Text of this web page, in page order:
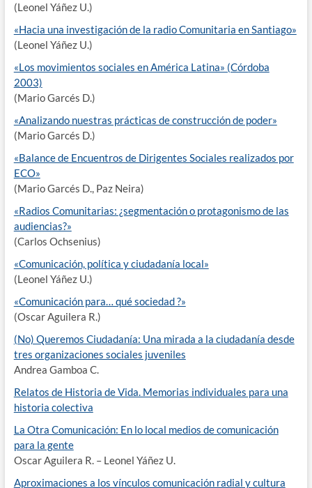
(Leonel Yáñez U.)
«Hacia una investigación de la radio Comunitaria en Santiago»
(Leonel Yáñez U.)
«Los movimientos sociales en América Latina» (Córdoba
2003)
(Mario Garcés D.)
«Analizando nuestras prácticas de construcción de poder»
(Mario Garcés D.)
«Balance de Encuentros de Dirigentes Sociales realizados por
ECO»
(Mario Garcés D., Paz Neira)
«Radios Comunitarias: ¿segmentación o protagonismo de las
audiencias?»
(Carlos Ochsenius)
«Comunicación, política y ciudadanía local»
(Leonel Yáñez U.)
«Comunicación para… qué sociedad ?»
(Oscar Aguilera R.)
(No) Queremos Ciudadanía: Una mirada a la ciudadanía desde
tres organizaciones sociales juveniles
Andrea Gamboa C.
Relatos de Historia de Vida. Memorias individuales para una
historia colectiva
La Otra Comunicación: En lo local medios de comunicación
para la gente
Oscar Aguilera R. – Leonel Yáñez U.
Aproximaciones a los vínculos comunicación radial y cultura